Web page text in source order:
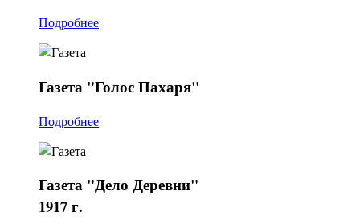
Подробнее
Газета "Голос Пахаря"
Подробнее
Газета "Дело Деревни"
1917 г.